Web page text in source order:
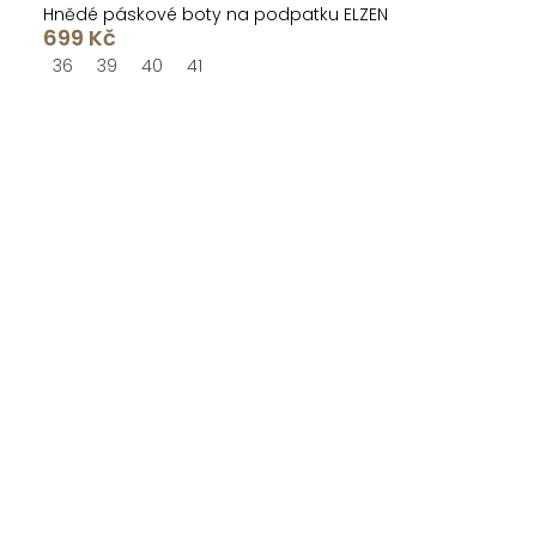
Hnědé páskové boty na podpatku ELZEN
699 Kč
36 39 40 41